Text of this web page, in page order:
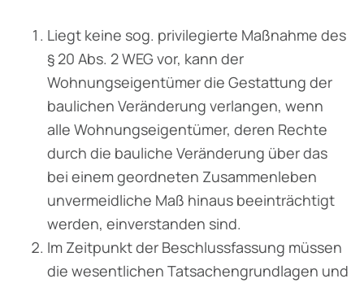
Liegt keine sog. privilegierte Maßnahme des
§ 20 Abs. 2 WEG vor, kann der
Wohnungseigentümer die Gestattung der
baulichen Veränderung verlangen, wenn
alle Wohnungseigentümer, deren Rechte
durch die bauliche Veränderung über das
bei einem geordneten Zusammenleben
unvermeidliche Maß hinaus beeinträchtigt
werden, einverstanden sind.
Im Zeitpunkt der Beschlussfassung müssen
die wesentlichen Tatsachengrundlagen und